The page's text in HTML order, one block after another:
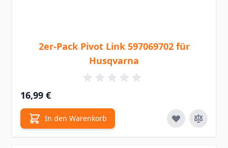
2er-Pack Pivot Link 597069702 für
Husqvarna
16,99 €
In den Warenkorb